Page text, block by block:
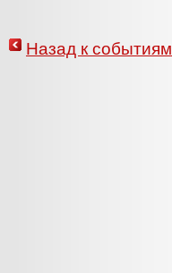
Назад к событиям